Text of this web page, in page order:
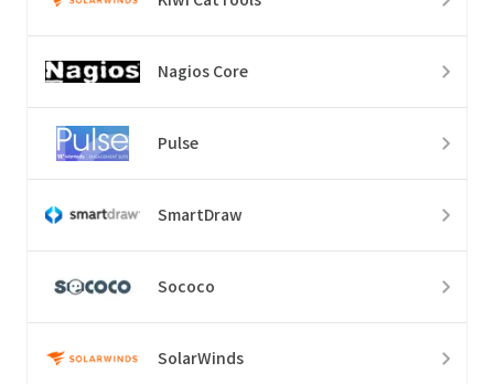
Nagios Core
Pulse
SmartDraw
Sococo
SolarWinds